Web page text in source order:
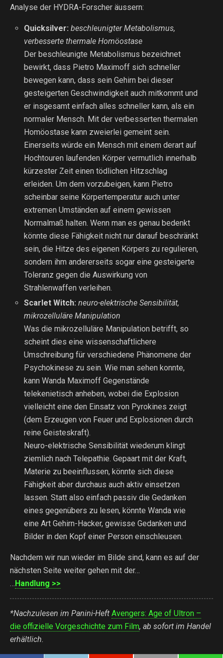
Analyse der HYDRA-Forscher äussern:
Quicksilver: beschleunigter Metabolismus,
verbesserte thermale Homöostase
Der beschleunigte Metabolismus bezeichnet
bewirkt, dass Pietro Maximoff sich schneller
bewegen kann, dass sein Gehirn bei dieser
gesteigerten Geschwindigkeit auch mitkommt und
er insgesamt einfach alles schneller kann, als ein
normaler Mensch. Mit der verbesserten thermalen
Homöostase kann zweierlei gemeint sein.
Einerseits würde ein Mensch mit einem derart auf
Hochtouren laufenden Körper vermutlich innerhalb
kürzester Zeit einen tödlichen Hitzschlag
erleiden. Um dem vorzubeigen, kann Pietro
scheinbar seine Körpertemperatur auch unter
extremen Umständen auf einem gewissen
Normalmaß halten. Wenn man es genau bedenkt
könnte diese Fähigkeit nicht nur darauf beschränkt
sein, die Hitze des eigenen Körpers zu regulieren,
sondern ihm andererseits sogar eine gesteigerte
Toleranz gegen die Auswirkung von
Strahlenwaffen verleihen.
Scarlet Witch: neuro-elektrische Sensibilität,
mikrozelluläre Manipulation
Was die mikrozelluläre Manipulation betrifft, so
scheint dies eine wissenschaftlichere
Umschreibung für verschiedene Phänomene der
Psychokinese zu sein. Wie man sehen konnte,
kann Wanda Maximoff Gegenstände
telekenietisch anheben, wobei die Explosion
vielleicht eine den Einsatz von Pyrokines zeigt
(dem Erzeugen von Feuer und Explosionen durch
reine Geisteskraft).
Neuro-elektrische Sensibilität wiederum klingt
ziemlich nach Telepathie. Gepaart mit der Kraft,
Materie zu beeinflussen, könnte sich diese
Fähigkeit aber durchaus auch aktiv einsetzen
lassen. Statt also einfach passiv die Gedanken
eines gegenübers zu lesen, könnte Wanda wie
eine Art Gehirn-Hacker, gewisse Gedanken und
Bilder in den Kopf einer Person einschleusen.
Nachdem wir nun wieder im Bilde sind, kann es auf der
nächsten Seite weiter gehen mit der…
… Handlung >>
*Nachzulesen im Panini-Heft Avengers: Age of Ultron –
die offizielle Vorgeschichte zum Film, ab sofort im Handel
erhältlich.